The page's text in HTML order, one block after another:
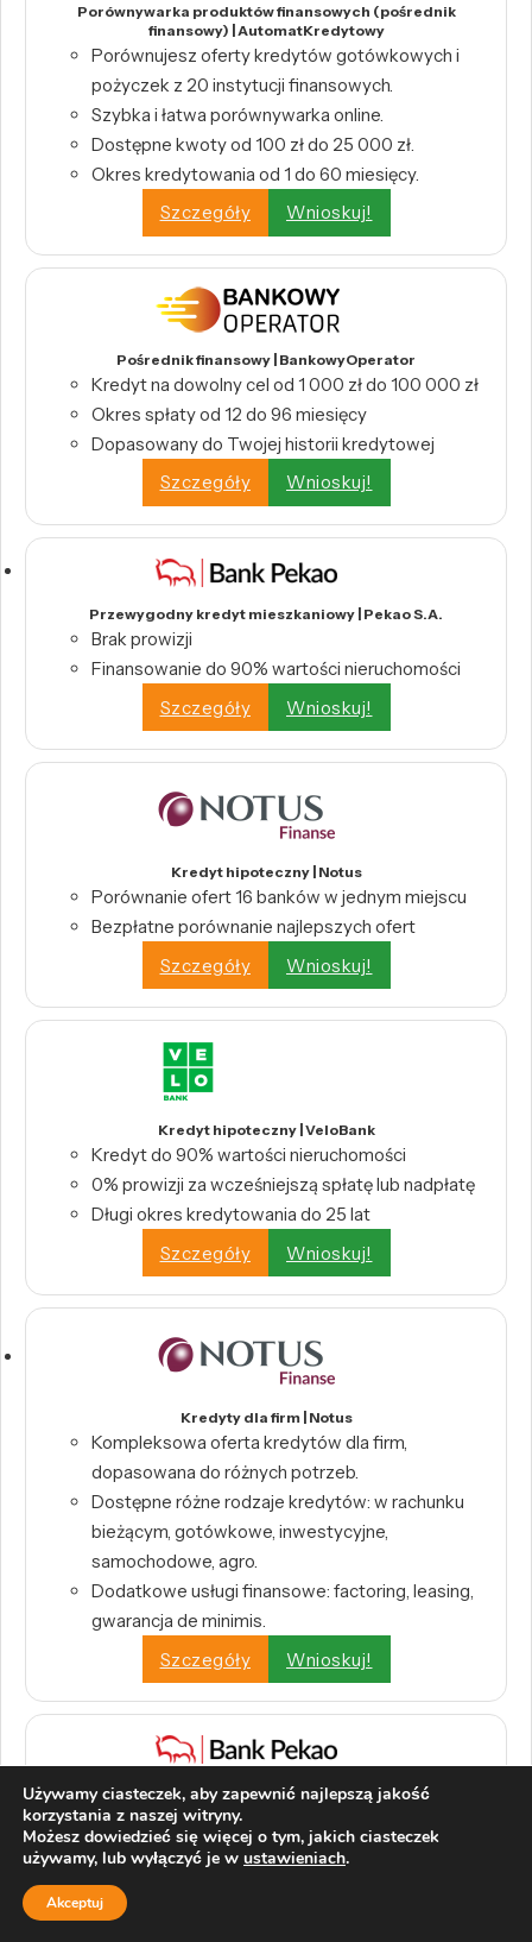
Porównywarka produktów finansowych (pośrednik
finansowy) | AutomatKredytowy
Porównujesz oferty kredytów gotówkowych i
pożyczek z 20 instytucji finansowych.
Szybka i łatwa porównywarka online.
Dostępne kwoty od 100 zł do 25 000 zł.
Okres kredytowania od 1 do 60 miesięcy.
Szczegóły
Wnioskuj!
Pośrednik finansowy | BankowyOperator
Kredyt na dowolny cel od 1 000 zł do 100 000 zł
Okres spłaty od 12 do 96 miesięcy
Dopasowany do Twojej historii kredytowej
Szczegóły
Wnioskuj!
Przewygodny kredyt mieszkaniowy | Pekao S.A.
Brak prowizji
Finansowanie do 90% wartości nieruchomości
Szczegóły
Wnioskuj!
Kredyt hipoteczny | Notus
Porównanie ofert 16 banków w jednym miejscu
Bezpłatne porównanie najlepszych ofert
Szczegóły
Wnioskuj!
Kredyt hipoteczny | VeloBank
Kredyt do 90% wartości nieruchomości
0% prowizji za wcześniejszą spłatę lub nadpłatę
Długi okres kredytowania do 25 lat
Szczegóły
Wnioskuj!
Kredyty dla firm | Notus
Kompleksowa oferta kredytów dla firm,
dopasowana do różnych potrzeb.
Dostępne różne rodzaje kredytów: w rachunku
bieżącym, gotówkowe, inwestycyjne,
samochodowe, agro.
Dodatkowe usługi finansowe: factoring, leasing,
gwarancja de minimis.
Szczegóły
Wnioskuj!
Pożyczka Przekorzystna Biznes | Pekao S.A.
Kwota do 400 000 zł
0% prowizji przygotowawczej
Na dowolny cel biznesowy
Używamy ciasteczek, aby zapewnić najlepszą jakość
korzystania z naszej witryny.
Możesz dowiedzieć się więcej o tym, jakich ciasteczek
używamy, lub wyłączyć je w ustawieniach.
Akceptuj